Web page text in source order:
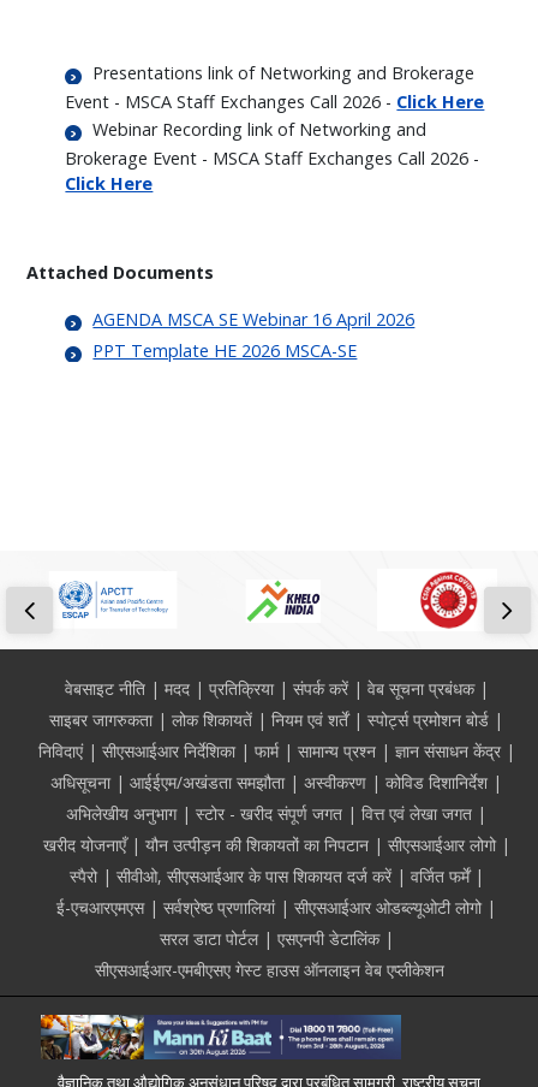
Presentations link of Networking and Brokerage
Event - MSCA Staff Exchanges Call 2026 - Click Here
Webinar Recording link of Networking and
Brokerage Event - MSCA Staff Exchanges Call 2026 -
Click Here
Attached Documents
AGENDA MSCA SE Webinar 16 April 2026
PPT Template HE 2026 MSCA-SE
Footerवेबसाइट नीति मदद प्रतिक्रिया संपर्क करें
वेब सूचना प्रबंधक
साइबर जागरुकता
लोक शिकायतें नियम एवं शर्तें
स्पोर्ट्स प्रमोशन बोर्ड
निविदाएं
सीएसआईआर निर्देशिका फार्म सामान्य प्रश्न
ज्ञान संसाधन केंद्र
अधिसूचना
आईईएम/अखंडता समझौता अस्वीकरण
कोविड दिशानिर्देश
अभिलेखीय अनुभाग
स्टोर - खरीद संपूर्ण जगत
वित्त एवं लेखा जगत
खरीद योजनाएँ
यौन उत्पीड़न की शिकायतों का निपटान
सीएसआईआर लोगो
स्पैरो
सीवीओ, सीएसआईआर के पास शिकायत दर्ज करें
वर्जित फर्में
ई-एचआरएमएस
सर्वश्रेष्ठ प्रणालियां
सीएसआईआर ओडब्ल्यूओटी लोगो
सरल डाटा पोर्टल
एसएनपी डेटालिंक
सीएसआईआर-एमबीएसए गेस्ट हाउस ऑनलाइन वेब एप्लीकेशन
वैज्ञानिक तथा औद्योगिक अनुसंधान परिषद् द्वारा प्रबंधित सामग्री, राष्ट्रीय सूचना